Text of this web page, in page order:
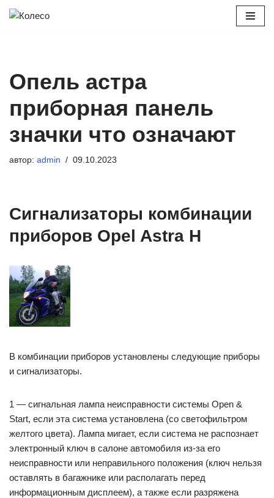
Опель астра
приборная панель
значки что означают
автор: admin 09.10.2023
Сигнализаторы комбинации
приборов Opel Astra H
В комбинации приборов установлены следующие приборы
и сигнализаторы.
1 — сигнальная лампа неисправности системы Open &
Start, если эта система установлена (со светофильтром
желтого цвета). Лампа мигает, если система не распознает
электронный ключ в салоне автомобиля из-за его
неисправности или неправильного положения (ключ нельзя
оставлять в багажнике или располагать перед
информационным дисплеем), а также если разряжена